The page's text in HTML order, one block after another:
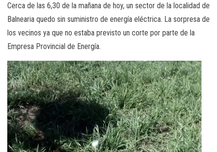
Cerca de las 6,30 de la mañana de hoy, un sector de la localidad de
Balnearia quedo sin suministro de energía eléctrica. La sorpresa de
los vecinos ya que no estaba previsto un corte por parte de la
Empresa Provincial de Energía.